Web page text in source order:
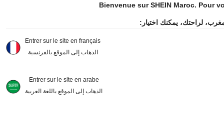
Bienvenue sur SHEIN Maroc. Pour
لراحتك، يمكنك اختيار:
Entrer sur le site en français
الذهاب إلى الموقع بالفرنسية
Entrer sur le site en arabe
الذهاب إلى الموقع باللغة العربية